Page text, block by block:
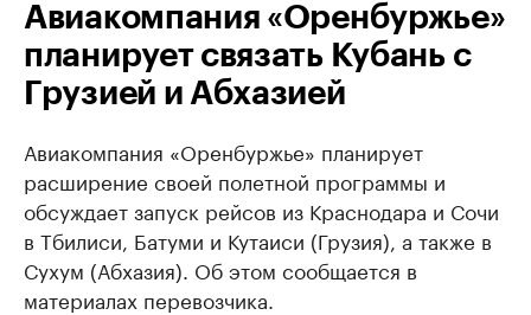
Авиакомпания «Оренбуржье»
планирует связать Кубань с
Грузией и Абхазией
Авиакомпания «Оренбуржье» планирует
расширение своей полетной программы и
обсуждает запуск рейсов из Краснодара и Сочи
в Тбилиси, Батуми и Кутаиси (Грузия), а также в
Сухум (Абхазия). Об этом сообщается в
материалах перевозчика.